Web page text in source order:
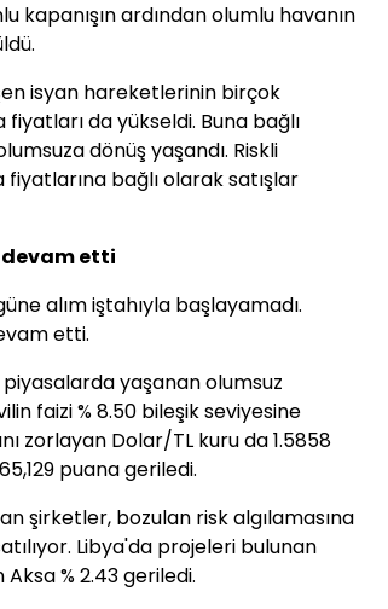
kapanışın ardından olumlu havanın
isyan hareketlerinin birçok
da yükseldi. Buna bağlı
dönüş yaşandı. Riskli
bağlı olarak satışlar
devam etti
alım iştahıyla başlayamadı.
etti.
piyasalarda yaşanan olumsuz
faizi % 8.50 bileşik seviyesine
zorlayan Dolar/TL kuru da 1.5858
puana geriledi.
şirketler, bozulan risk algılamasına
Libya'da projeleri bulunan
Aksa % 2.43 geriledi.